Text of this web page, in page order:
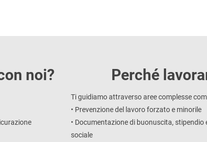
noi? Perché
Ti guidiamo attraverso aree complesse
• Prevenzione del lavoro forzato e minorile
• Documentazione di buonuscita, stipendio
sociale